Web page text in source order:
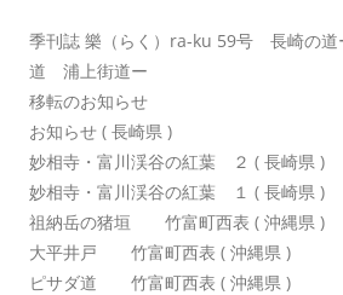
季刊誌 樂（らく）ra-ku 59号 長崎の
道 浦上街道ー
移転のお知らせ
お知らせ ( 長崎県 )
妙相寺・富川渓谷の紅葉 ２ ( 長崎県 )
妙相寺・富川渓谷の紅葉 １ ( 長崎県 )
祖納岳の猪垣 竹富町西表 ( 沖縄県 )
大平井戸 竹富町西表 ( 沖縄県 )
ピサダ道 竹富町西表 ( 沖縄県 )